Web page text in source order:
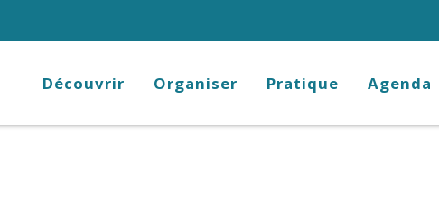
Découvrir Organiser Pratique Agenda